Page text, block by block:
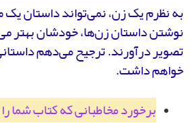
به نظرم یک زن، نمی‌تواند داستان
نوشتن داستان زن‌ها، خودشان بهتر
تصویر درآورند. ترجیح می‌دهم
خواهم داشت.
برخورد مخاطبانی که کتاب شما